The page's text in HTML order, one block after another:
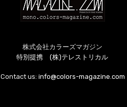
株式会社カラーズマガジン
特別提携 (株)テレストリカル
Contact us: info@colors-magazine.com